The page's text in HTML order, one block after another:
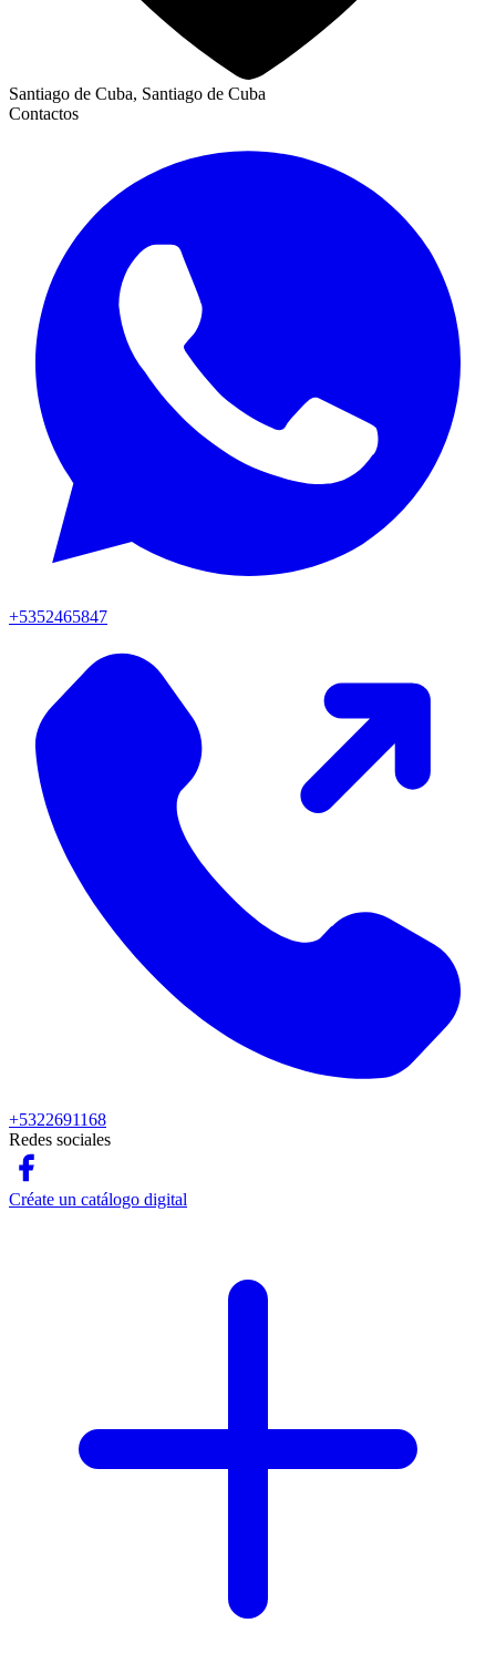
Santiago de Cuba, Santiago de Cuba
Contactos
+5352465847
+5322691168
Redes sociales
Créate un catálogo digital